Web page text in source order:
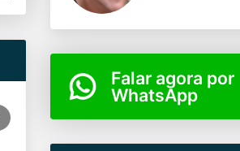
Falar agora por
WhatsApp